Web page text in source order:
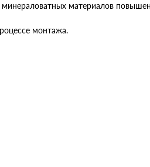
материалов
монтажа.